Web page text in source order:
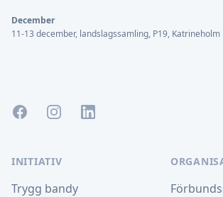
December
11-13 december, landslagssamling, P19, Katrineholm
FacebookInstagramLinkedIn
INITIATIV
Trygg bandy